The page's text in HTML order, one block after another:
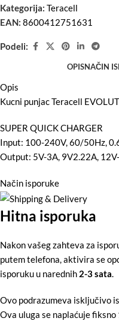
Kategorija: Teracell
EAN: 8600412751631
Podeli:
OPISNAČIN
Opis
Kucni punjac Teracell
SUPER QUICK CHARGER
Input: 100-240V, 60/50Hz,
Output: 5V-3A, 9V2.22A,
Način isporuke
Hitna isporuka
Nakon vašeg zahteva za
putem telefona, aktivira se
isporuku u narednih 2-3 sata.
Ovo podrazumeva isključivo
Ova uluga se naplaćuje fiksno